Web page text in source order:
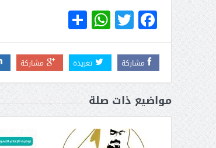
Facebook
Twitter
WhatsApp
مشاركة تغريدة مشاركة
مواضيع ذات صلة
( مشعل بن عبد
عبد العزيز.. ملك القلوب